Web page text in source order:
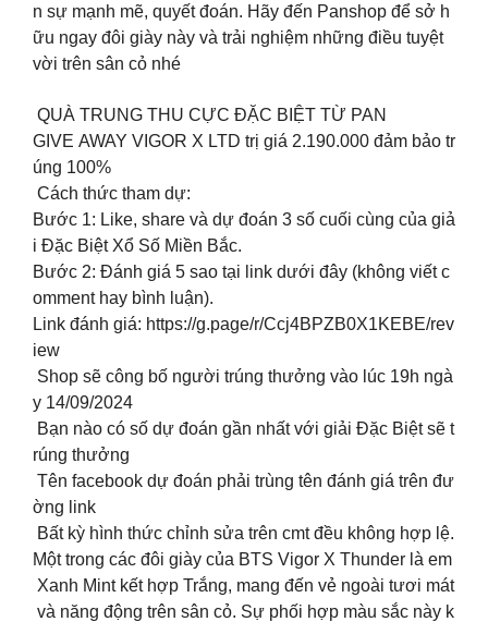
n sự mạnh mẽ, quyết đoán. Hãy đến Panshop để sở h
ữu ngay đôi giày này và trải nghiệm những điều tuyệt
vời trên sân cỏ nhé
QUÀ TRUNG THU CỰC ĐẶC BIỆT TỪ PAN
GIVE AWAY VIGOR X LTD trị giá 2.190.000 đảm bảo tr
úng 100%
Cách thức tham dự:
Bước 1: Like, share và dự đoán 3 số cuối cùng của giả
i Đặc Biệt Xổ Số Miền Bắc.
Bước 2: Đánh giá 5 sao tại link dưới đây (không viết c
omment hay bình luận).
Link đánh giá: https://g.page/r/Ccj4BPZB0X1KEBE/rev
iew
Shop sẽ công bố người trúng thưởng vào lúc 19h ngà
y 14/09/2024
Bạn nào có số dự đoán gần nhất với giải Đặc Biệt sẽ t
rúng thưởng
Tên facebook dự đoán phải trùng tên đánh giá trên đư
ờng link
Bất kỳ hình thức chỉnh sửa trên cmt đều không hợp lệ.
Một trong các đôi giày của BTS Vigor X Thunder là em
Xanh Mint kết hợp Trắng, mang đến vẻ ngoài tươi mát
và năng động trên sân cỏ. Sự phối hợp màu sắc này k